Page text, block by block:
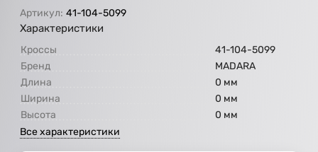
Артикул: 41-104-5099
Характеристики
Кроссы
41-104-5099
Бренд
МАDARA
Длина
0 мм
Ширина
0 мм
Высота
0 мм
Все характеристики